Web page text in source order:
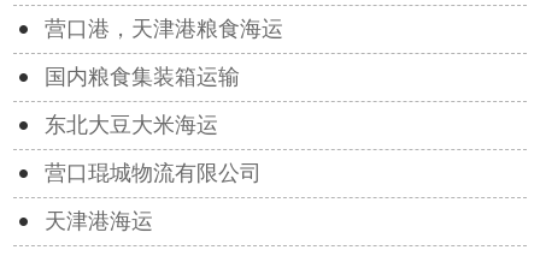
营口港，天津港粮食海运
国内粮食集装箱运输
东北大豆大米海运
营口琨城物流有限公司
天津港海运